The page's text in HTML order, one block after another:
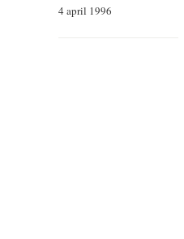
4 april 1996